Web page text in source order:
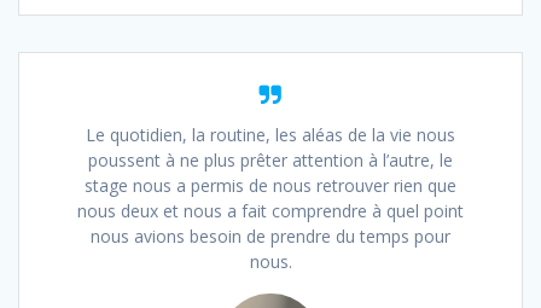
Le quotidien, la routine, les aléas de la vie nous
poussent à ne plus prêter attention à l’autre, le
stage nous a permis de nous retrouver rien que
nous deux et nous a fait comprendre à quel point
nous avions besoin de prendre du temps pour
nous.